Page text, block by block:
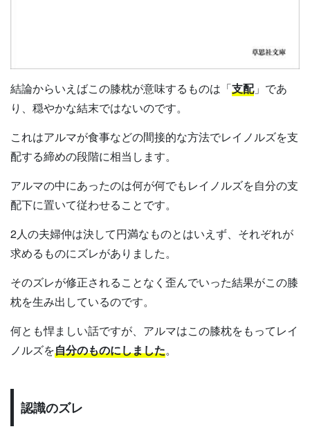
結論からいえばこの膝枕が意味するものは「支配」であ
り、穏やかな結末ではないのです。
これはアルマが食事などの間接的な方法でレイノルズを支
配する締めの段階に相当します。
アルマの中にあったのは何が何でもレイノルズを自分の支
配下に置いて従わせることです。
2人の夫婦仲は決して円満なものとはいえず、それぞれが
求めるものにズレがありました。
そのズレが修正されることなく歪んでいった結果がこの膝
枕を生み出しているのです。
何とも悍ましい話ですが、アルマはこの膝枕をもってレイ
ノルズを自分のものにしました。
認識のズレ